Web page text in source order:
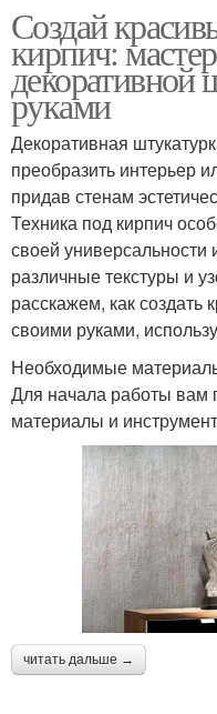
Создай
кирпич:
декоративной
руками
Декоративная
преобразить интерьер
придав стенам
Техника под кирпич
своей универсальности
различные текстуры и
расскажем, как создать
своими руками,
Необходимые
Для начала работы вам
материалы и
читать дальше →